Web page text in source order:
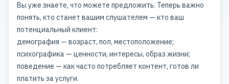
Вы уже знаете, что можете предложить. Теперь важно
понять, кто станет вашим слушателем — кто ваш
потенциальный клиент:
демография — возраст, пол, местоположение;
психографика — ценности, интересы, образ жизни;
поведение — как часто потребляет контент, готов ли
платить за услуги.